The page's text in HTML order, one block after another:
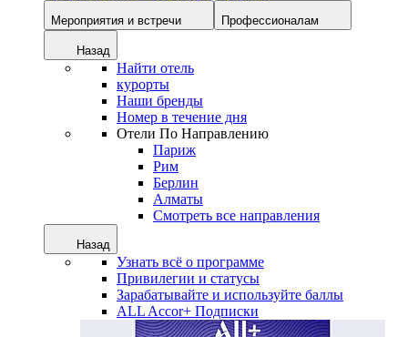
Мероприятия и встречи Профессионалам
Назад
Найти отель
курорты
Наши бренды
Номер в течение дня
Отели По Направлению
Париж
Рим
Берлин
Алматы
Смотреть все направления
Назад
Узнать всё о программе
Привилегии и статусы
Зарабатывайте и используйте баллы
ALL Accor+ Подписки